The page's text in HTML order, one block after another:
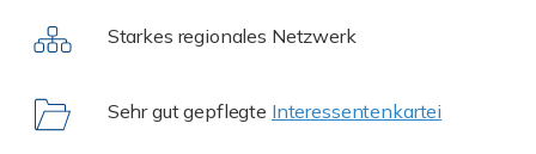
Starkes regionales Netzwerk
Sehr gut gepflegte Interessentenkartei